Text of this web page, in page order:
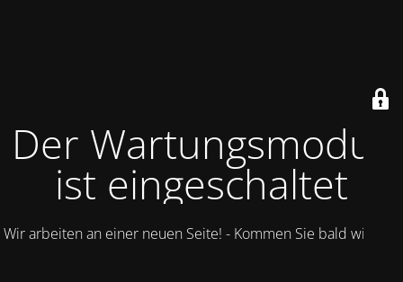
Der Wartungsmodus
ist eingeschaltet
Wir arbeiten an einer neuen Seite! - Kommen Sie bald wieder.